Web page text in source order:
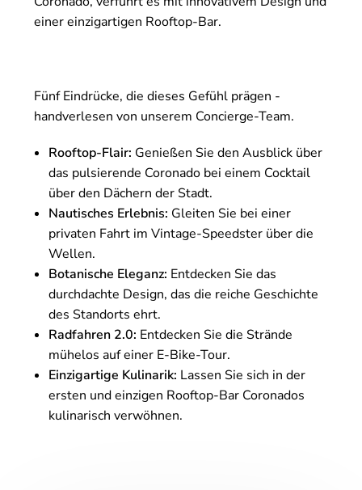
einer einzigartigen Rooftop-Bar.
Fünf Eindrücke, die dieses Gefühl prägen -
handverlesen von unserem Concierge-Team.
Rooftop-Flair: Genießen Sie den Ausblick über
das pulsierende Coronado bei einem Cocktail
über den Dächern der Stadt.
Nautisches Erlebnis: Gleiten Sie bei einer
privaten Fahrt im Vintage-Speedster über die
Wellen.
Botanische Eleganz: Entdecken Sie das
durchdachte Design, das die reiche Geschichte
des Standorts ehrt.
Radfahren 2.0: Entdecken Sie die Strände
mühelos auf einer E-Bike-Tour.
Einzigartige Kulinarik: Lassen Sie sich in der
ersten und einzigen Rooftop-Bar Coronados
kulinarisch verwöhnen.